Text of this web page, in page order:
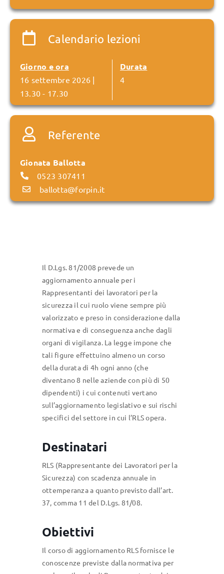
Calendario lezioni
Giorno e ora
16 settembre 2026 |
13.30 - 17.30
Durata
4
Referente
Gionata Ballotta
0523 307411
ballotta@forpin.it
Il D.Lgs. 81/2008 prevede un
aggiornamento annuale per i
Rappresentanti dei lavoratori per la
sicurezza il cui ruolo viene sempre più
valorizzato e preso in considerazione dalla
normativa e di conseguenza anche dagli
organi di vigilanza. La legge impone che
tali figure effettuino almeno un corso
della durata di 4h ogni anno (che
diventano 8 nelle aziende con più di 50
dipendenti) i cui contenuti vertano
sull’aggiornamento legislativo e sui rischi
specifici del settore in cui l’RLS opera.
Destinatari
RLS (Rappresentante dei Lavoratori per la
Sicurezza) con scadenza annuale in
ottemperanza a quanto previsto dall’art.
37, comma 11 del D.Lgs. 81/08.
Obiettivi
Il corso di aggiornamento RLS fornisce le
conoscenze previste dalla normativa per